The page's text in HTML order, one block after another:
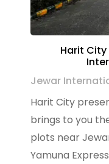
Harit
Harit City
brings to you
plots near
Yamuna